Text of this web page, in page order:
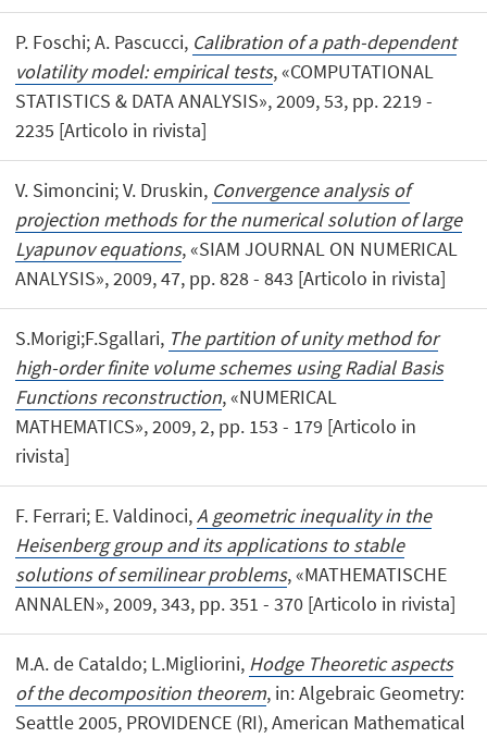
P. Foschi; A. Pascucci, Calibration of a path-dependent
volatility model: empirical tests, «COMPUTATIONAL
STATISTICS & DATA ANALYSIS», 2009, 53, pp. 2219 -
2235 [Articolo in rivista]
V. Simoncini; V. Druskin, Convergence analysis of
projection methods for the numerical solution of large
Lyapunov equations, «SIAM JOURNAL ON NUMERICAL
ANALYSIS», 2009, 47, pp. 828 - 843 [Articolo in rivista]
S.Morigi;F.Sgallari, The partition of unity method for
high-order finite volume schemes using Radial Basis
Functions reconstruction, «NUMERICAL
MATHEMATICS», 2009, 2, pp. 153 - 179 [Articolo in
rivista]
F. Ferrari; E. Valdinoci,A geometric inequality in the
Heisenberg group and its applications to stable
solutions of semilinear problems, «MATHEMATISCHE
ANNALEN», 2009, 343, pp. 351 - 370 [Articolo in rivista]
M.A. de Cataldo; L.Migliorini, Hodge Theoretic aspects
of the decomposition theorem, in: Algebraic Geometry:
Seattle 2005, PROVIDENCE (RI), American Mathematical